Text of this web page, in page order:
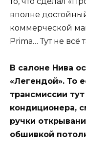
вполне
коммерческой
Primа… Тут не всё
В салоне Нива
«Легендой». То
трансмиссии
кондиционера,
ручки
обшивкой